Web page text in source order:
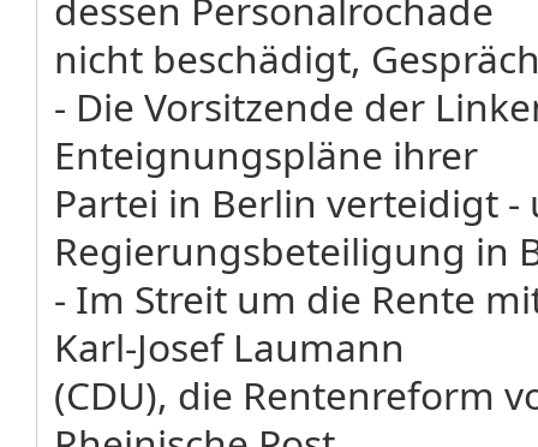
nicht beschädigt,
- Die Vorsitzende der
Enteignungspläne ihrer
Partei in Berlin verteidigt
Regierungsbeteiligung in
- Im Streit um die Rente
Karl-Josef Laumann
(CDU), die Rentenreform